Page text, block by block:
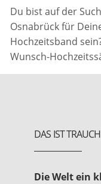
Du bist auf der
Osnabrück für
Hochzeitsband
Wunsch-
DAS IST
Die Welt ein